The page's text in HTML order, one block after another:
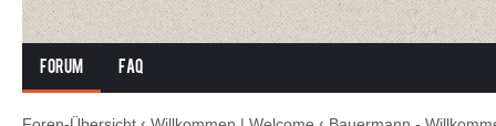
Forum FAQ